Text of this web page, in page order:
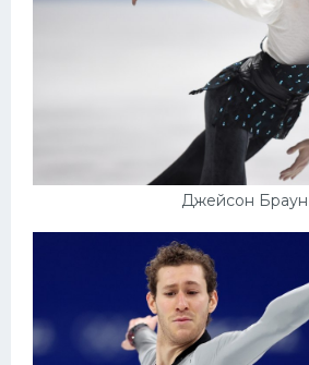
Джейсон Браун